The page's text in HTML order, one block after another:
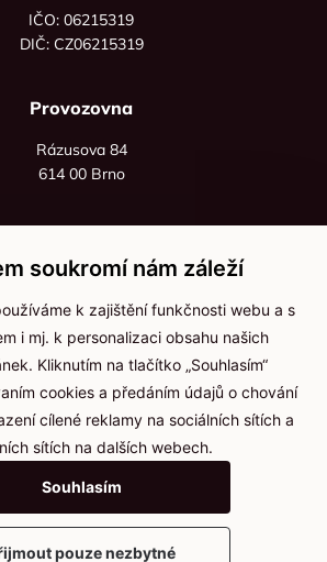
IČO: 06215319
DIČ: CZ06215319
Provozovna
Rázusova 84
614 00 Brno
+420 736 535 066
Po - pá: 8:00 - 16:00
info@jma-kam.cz
Důležité informace
osobních údajů
Cookies
soukromí nám záleží
k zajištění funkčnosti webu a s
i mj. k personalizaci obsahu našich
Kliknutím na tlačítko „Souhlasím“
cookies a předáním údajů o chování
cílené reklamy na sociálních sítích a
sítích na dalších webech.
Souhlasím
pouze nezbytné